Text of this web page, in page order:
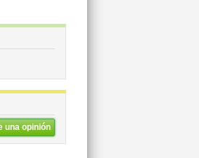
una opinión